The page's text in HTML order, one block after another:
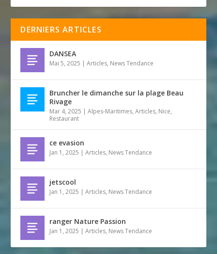
DERNIERS ARTICLES
DANSEA
Mai 5, 2025 |Articles, News Tendance
Bruncher le dimanche sur la plage Beau
Rivage
Mar 4, 2025 |Alpes-Maritimes,Articles, Nice,
Restaurant
ce evasion
Jan 1, 2025 |Articles, News Tendance
jetscool
Jan 1, 2025 |Articles, News Tendance
ranger Nature Passion
Jan 1, 2025 |Articles, News Tendance